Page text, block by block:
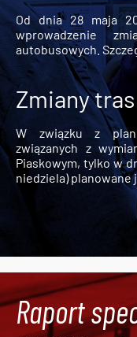
Od dnia 28 maja
wprowadzenie
autobusowych.
Zmiany tras
W związku z
związanych z
Piaskowym, tylko w
niedziela) planowane
Raport